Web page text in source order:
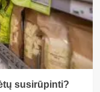
susirūpinti?